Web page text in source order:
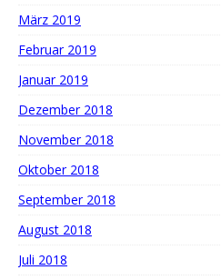
März 2019
Februar 2019
Januar 2019
Dezember 2018
November 2018
Oktober 2018
September 2018
August 2018
Juli 2018